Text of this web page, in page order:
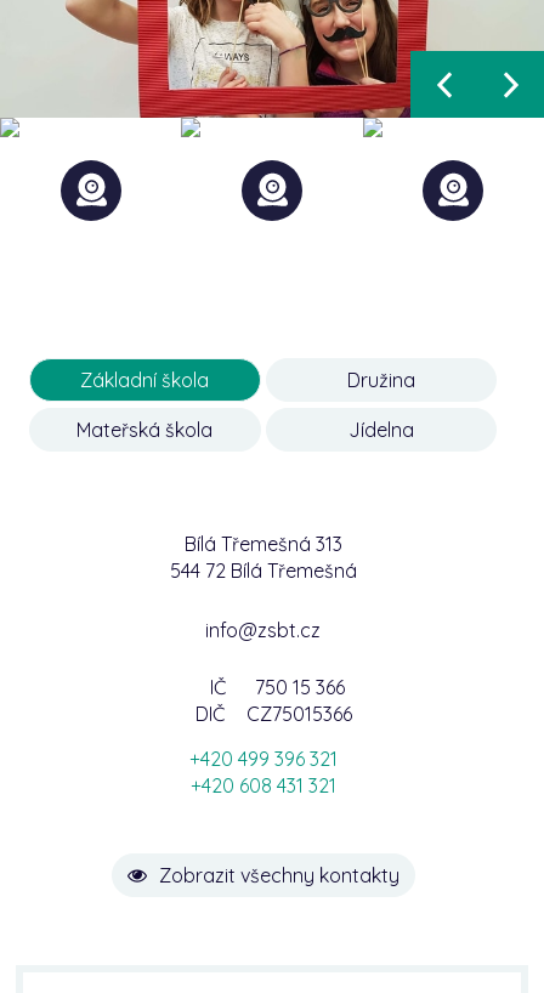
Základní škola Družina
Mateřská škola Jídelna
Bílá Třemešná 313
544 72 Bílá Třemešná
info@zsbt.cz
IČ
750 15 366
DIČ
CZ75015366
+420 499 396 321
+420 608 431 321
Zobrazit všechny kontakty